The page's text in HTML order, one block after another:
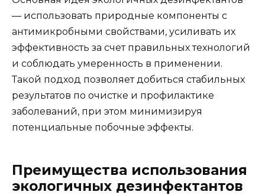
— использовать природные компоненты с
антимикробными свойствами, усиливать их
эффективность за счет правильных технологий
и соблюдать умеренность в применении.
Такой подход позволяет добиться стабильных
результатов по очистке и профилактике
заболеваний, при этом минимизируя
потенциальные побочные эффекты.
Преимущества использования
экологичных дезинфектантов